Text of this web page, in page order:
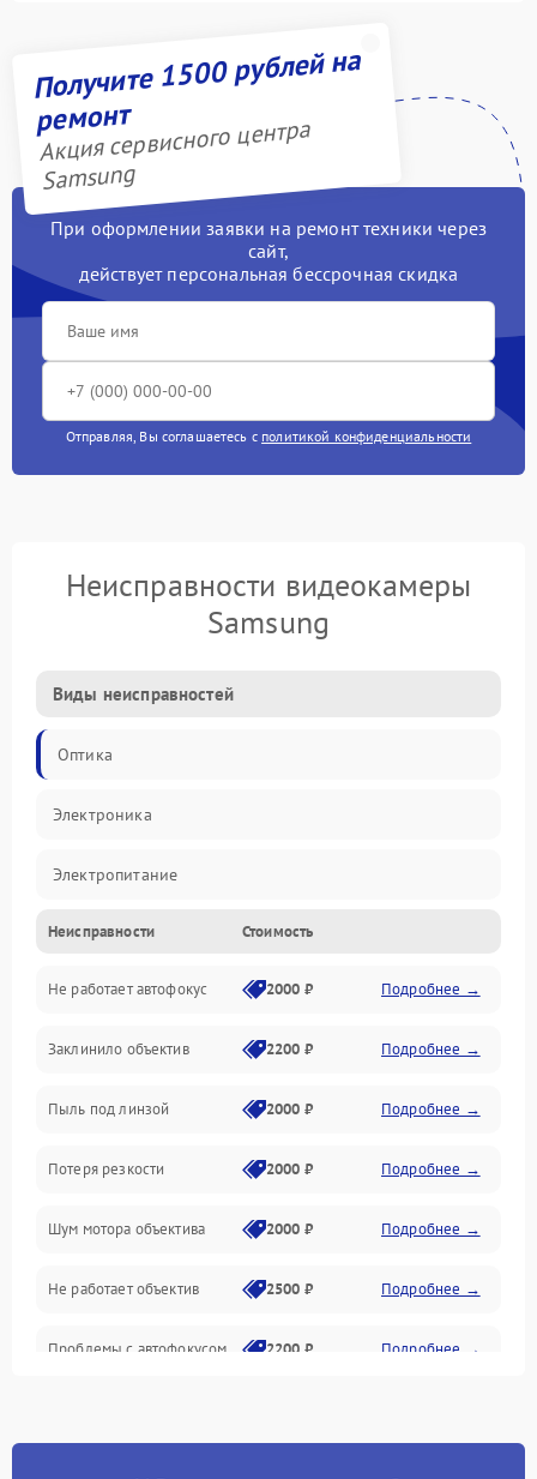
Получите 1500 рублей на
ремонт
Акция сервисного центра
Samsung
При оформлении заявки на ремонт техники через
сайт,
действует персональная бессрочная скидка
Отправляя, Вы соглашаетесь с политикой конфиденциальности
Неисправности видеокамеры
Samsung
Виды неисправностей
Оптика
Электроника
Электропитание
Видео
Хранение данных
Программное обеспечение
Механические повреждения
Аудио
Неисправности Стоимость
Не работает автофокус 2000 ₽ Подробнее →
Заклинило объектив 2200 ₽ Подробнее →
Пыль под линзой 2000 ₽ Подробнее →
Потеря резкости 2000 ₽ Подробнее →
Шум мотора объектива 2000 ₽ Подробнее →
Не работает объектив 2500 ₽ Подробнее →
Проблемы с автофокусом 2200 ₽ Подробнее →